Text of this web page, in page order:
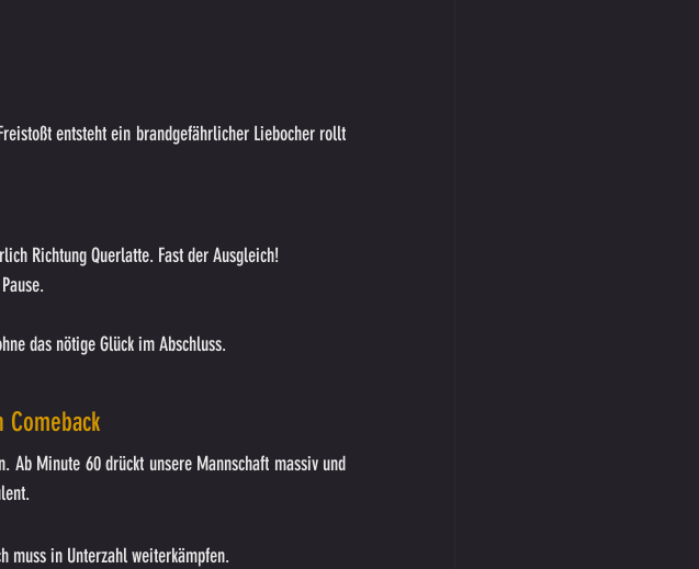
entsteht ein brandgefährlicher Liebocher rollt
Richtung Querlatte. Fast der Ausgleich!
das nötige Glück im Abschluss.
Ab Minute 60 drückt unsere Mannschaft massiv und
muss in Unterzahl weiterkämpfen.